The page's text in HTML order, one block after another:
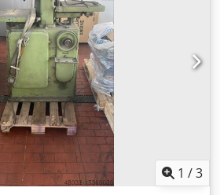
1 /3